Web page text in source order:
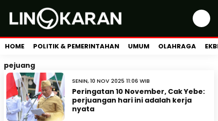
HOME POLITIK & PEMERINTAHAN UMUM OLAHRAGA
pejuang
SENIN, 10 NOV 2025 11:06 WIB
Peringatan 10 November, Cak Yebe:
perjuangan hari ini adalah kerja
nyata